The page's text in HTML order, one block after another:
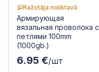
Ražotāja noliktavā
Армирующая
вязальная проволока с
петлями 100mm
(1000gb.)
6.95 €/шт